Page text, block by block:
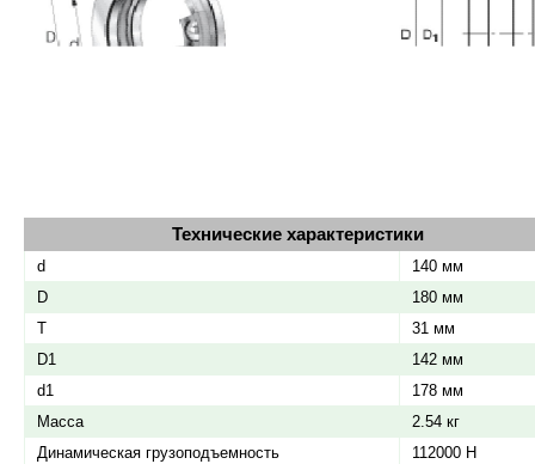
Технические характеристики
d
140 мм
D
180 мм
T
31 мм
D1
142 мм
d1
178 мм
Масса
2.54 кг
Динамическая грузоподъемность
112000 Н